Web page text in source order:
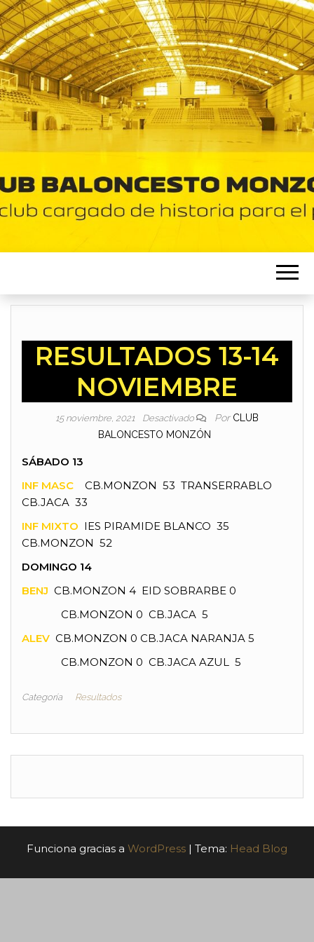
RESULTADOS 13-14
NOVIEMBRE
15 noviembre, 2021 Desactivado Por CLUB
BALONCESTO MONZÓN
SÁBADO 13
INF MASC
CB.MONZON 53 TRANSERRABLO
CB.JACA 33
INF MIXTO IES PIRAMIDE BLANCO 35
CB.MONZON 52
DOMINGO 14
BENJ CB.MONZON 4 EID SOBRARBE 0
CB.MONZON 0 CB.JACA 5
ALEV CB.MONZON 0 CB.JACA NARANJA 5
CB.MONZON 0 CB.JACA AZUL 5
Categoría Resultados
Funciona gracias a WordPress | Tema: Head Blog